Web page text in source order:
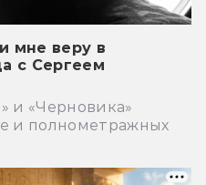
мне веру в
с Сергеем
и «Черновика»
и полнометражных